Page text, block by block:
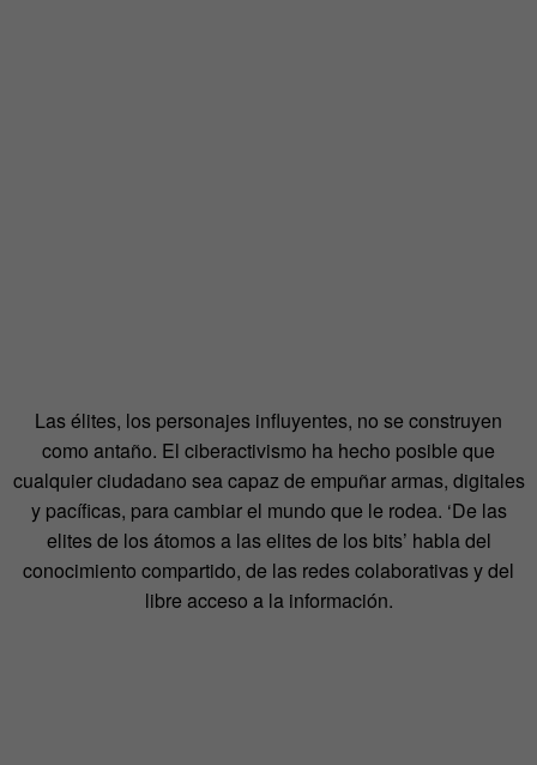
Las élites, los personajes influyentes, no se construyen
como antaño. El ciberactivismo ha hecho posible que
cualquier ciudadano sea capaz de empuñar armas, digitales
y pacíficas, para cambiar el mundo que le rodea. ‘De las
elites de los átomos a las elites de los bits’ habla del
conocimiento compartido, de las redes colaborativas y del
libre acceso a la información.